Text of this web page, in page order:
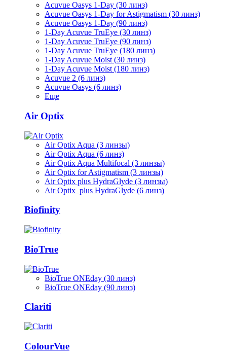
Acuvue Oasys 1-Day (30 линз)
Acuvue Oasys 1-Day for Astigmatism (30 линз)
Acuvue Oasys 1-Day (90 линз)
1-Day Acuvue TruEye (30 линз)
1-Day Acuvue TruEye (90 линз)
1-Day Acuvue TruEye (180 линз)
1-Day Acuvue Moist (30 линз)
1-Day Acuvue Moist (180 линз)
Acuvue 2 (6 линз)
Acuvue Oasys (6 линз)
Еще
Air Optix
Air Optix Aqua (3 линзы)
Air Optix Aqua (6 линз)
Air Optix Aqua Multifocal (3 линзы)
Air Optix for Astigmatism (3 линзы)
Air Optix plus HydraGlyde (3 линзы)
Air Optix plus HydraGlyde (6 линз)
Biofinity
BioTrue
BioTrue ONEday (30 линз)
BioTrue ONEday (90 линз)
Clariti
ColourVue